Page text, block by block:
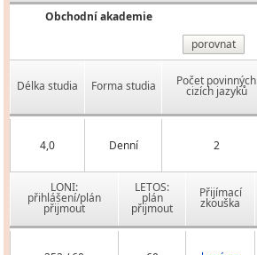
Obchodní akademie
porovnat
Délka studia Forma studia Počet povinných
cizích jazyků
4,0 Denní 2
LONI:
přihlášení/plán
přijmout
LETOS:
plán
přijmout
Přijímací
zkouška